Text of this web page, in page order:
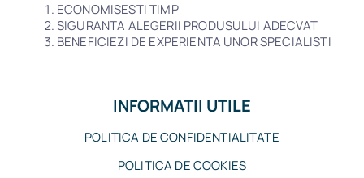
ECONOMISESTI TIMP
SIGURANTA ALEGERII PRODUSULUI ADECVAT
BENEFICIEZI DE EXPERIENTA UNOR SPECIALISTI
INFORMATII UTILE
POLITICA DE CONFIDENTIALITATE
POLITICA DE COOKIES